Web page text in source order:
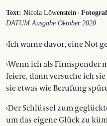
Text: Nicola Löwenstein ·
DATUM Ausgabe Oktober 2020
›Ich warne davor, eine Not
›Wenn ich als Firmspender
feiere, dann ver­suche ich
sie etwas wie Berufung
›Der Schlüssel zum
um das eigene Glück zu